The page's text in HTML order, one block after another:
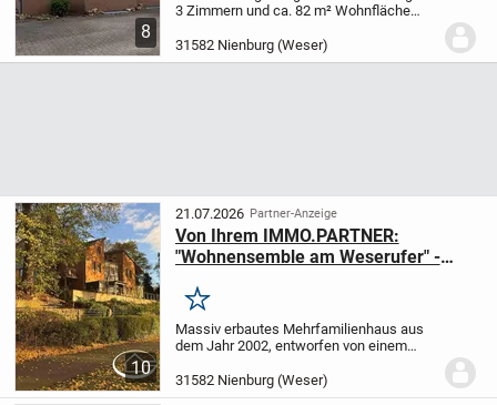
8
3 Zimmern und ca. 82 m² Wohnfläche
Erichshagen. Sie liegt in einem
Fünfparteienhaus, welches 1984, in
31582 Nienburg (Weser)
10
21.07.2026 Partner-Anzeige
Von Ihrem IMMO.PARTNER:
"Wohnensemble am Weserufer" -
Weserpanorama
Merken
Massiv erbautes Mehrfamilienhaus aus
dem Jahr 2002, entworfen von einem
insgesamt 11 Wohneinheiten. Die optimal
zur Weser ausgerichtete
31582 Nienburg (Weser)